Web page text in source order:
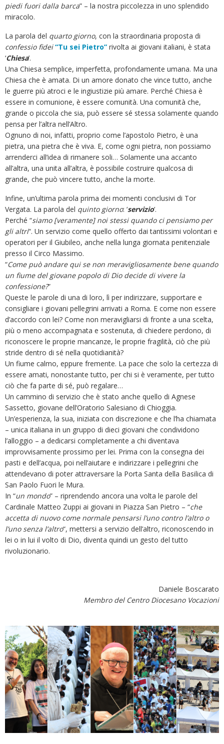
piedi fuori dalla barca” – la nostra piccolezza in uno splendido
miracolo.
La parola del quarto giorno, con la straordinaria proposta di
confessio fidei “Tu sei Pietro” rivolta ai giovani italiani, è stata
‘Chiesa’.
Una Chiesa semplice, imperfetta, profondamente umana. Ma una
Chiesa che è amata. Di un amore donato che vince tutto, anche
le guerre più atroci e le ingiustizie più amare. Perché Chiesa è
essere in comunione, è essere comunità. Una comunità che,
grande o piccola che sia, può essere sé stessa solamente quando
pensa per l’altra nell’Altro.
Ognuno di noi, infatti, proprio come l’apostolo Pietro, è una
pietra, una pietra che è viva. E, come ogni pietra, non possiamo
arrenderci all’idea di rimanere soli… Solamente una accanto
all’altra, una unita all’altra, è possibile costruire qualcosa di
grande, che può vincere tutto, anche la morte.
Infine, un’ultima parola prima dei momenti conclusivi di Tor
Vergata. La parola del quinto giorno: ‘servizio‘.
Perché “siamo [veramente] noi stessi quando ci pensiamo per
gli altri“. Un servizio come quello offerto dai tantissimi volontari e
operatori per il Giubileo, anche nella lunga giornata penitenziale
presso il Circo Massimo.
“Come può andare qui se non meravigliosamente bene quando
un fiume del giovane popolo di Dio decide di vivere la
confessione?”
Queste le parole di una di loro, lì per indirizzare, supportare e
consigliare i giovani pellegrini arrivati a Roma. E come non essere
d’accordo con lei? Come non meravigliarsi di fronte a una scelta,
più o meno accompagnata e sostenuta, di chiedere perdono, di
riconoscere le proprie mancanze, le proprie fragilità, ciò che più
stride dentro di sé nella quotidianità?
Un fiume calmo, eppure fremente. La pace che solo la certezza di
essere amati, nonostante tutto, per chi si è veramente, per tutto
ciò che fa parte di sé, può regalare…
Un cammino di servizio che è stato anche quello di Agnese
Sassetto, giovane dell’Oratorio Salesiano di Chioggia.
Un’esperienza, la sua, iniziata con discrezione e che l’ha chiamata
– unica italiana in un gruppo di dieci giovani che condividono
l’alloggio – a dedicarsi completamente a chi diventava
improvvisamente prossimo per lei. Prima con la consegna dei
pasti e dell’acqua, poi nell’aiutare e indirizzare i pellegrini che
attendevano di poter attraversare la Porta Santa della Basilica di
San Paolo Fuori le Mura.
In “un mondo” – riprendendo ancora una volta le parole del
Cardinale Matteo Zuppi ai giovani in Piazza San Pietro – “che
accetta di nuovo come normale pensarsi l’uno contro l’altro o
l’uno senza l’altro“, mettersi a servizio dell’altro, riconoscendo in
lei o in lui il volto di Dio, diventa quindi un gesto del tutto
rivoluzionario.
Daniele Boscarato
Membro del Centro Diocesano Vocazioni